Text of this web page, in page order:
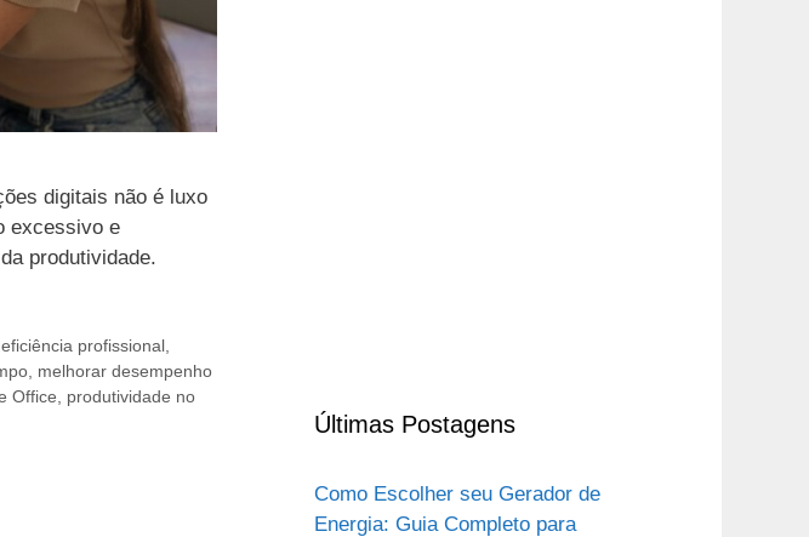
digitais não é luxo
excessivo e
produtividade.
eficiência profissional,
melhorar desempenho
Office
produtividade no
Últimas Postagens
Como Escolher seu Gerador de
Energia: Guia Completo para